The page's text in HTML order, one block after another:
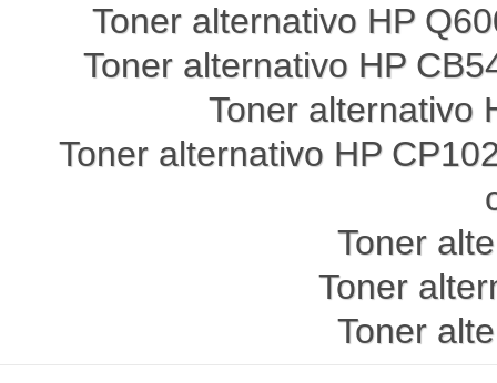
Toner alternativo HP
Toner alternativo HP
Toner alternativo
Toner alternativo HP
Toner
Toner
Toner